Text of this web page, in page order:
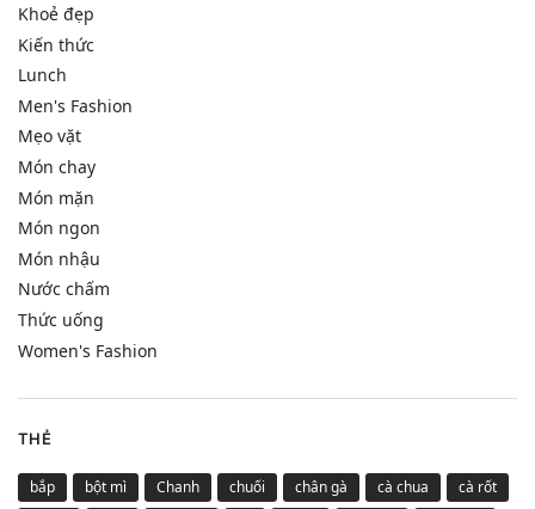
Khoẻ đẹp
Kiến thức
Lunch
Men's Fashion
Mẹo vặt
Món chay
Món mặn
Món ngon
Món nhậu
Nước chấm
Thức uống
Women's Fashion
THẺ
bắp bột mì Chanh chuối chân gà cà chua
cà rốt